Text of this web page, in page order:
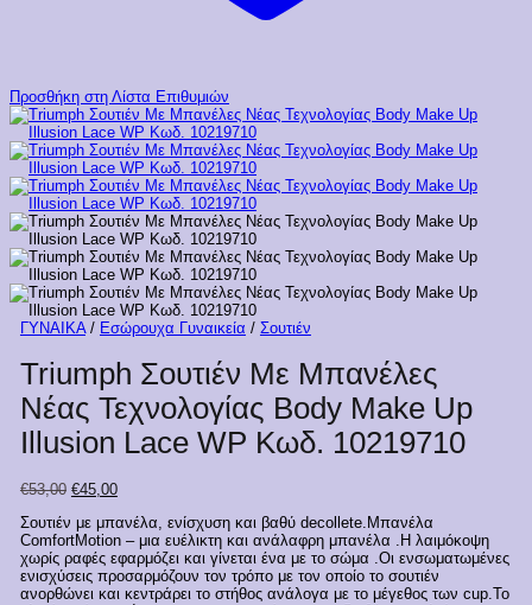
Προσθήκη στη Λίστα Επιθυμιών
ΓΥΝΑΙΚΑ / Εσώρουχα Γυναικεία / Σουτιέν
Triumph Σουτιέν Με Μπανέλες
Νέας Τεχνολογίας Body Make Up
Illusion Lace WP Κωδ. 10219710
€53,00 Original
was:
€53,00.
€45,00Η
τιμή
είναι:
€45,00.
Σουτιέν με μπανέλα, ενίσχυση και βαθύ decollete.Μπανέλα
ComfortMotion – μια ευέλικτη και ανάλαφρη μπανέλα .Η λαιμόκοψη
χωρίς ραφές εφαρμόζει και γίνεται ένα με το σώμα .Οι ενσωματωμένες
ενισχύσεις προσαρμόζουν τον τρόπο με τον οποίο το σουτιέν
ανορθώνει και κεντράρει το στήθος ανάλογα με το μέγεθος των cup.Το